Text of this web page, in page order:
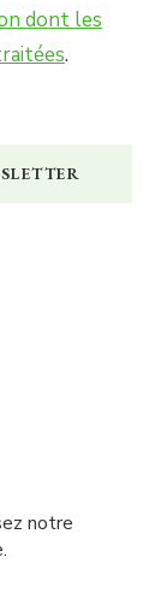
dont les
.
notre